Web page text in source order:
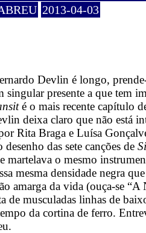
2013-04-03
Devlin é longo,
singular presente a que tem
é o mais recente capítulo
deixa claro que não está
Rita Braga e Luísa
das sete canções de
martelava o mesmo
mesma densidade negra
amarga da vida (ouça-se “A
de musculadas linhas de
da cortina de ferro.